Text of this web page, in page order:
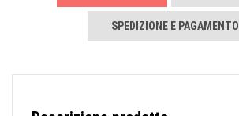
SPEDIZIONE E PAGAMENTO